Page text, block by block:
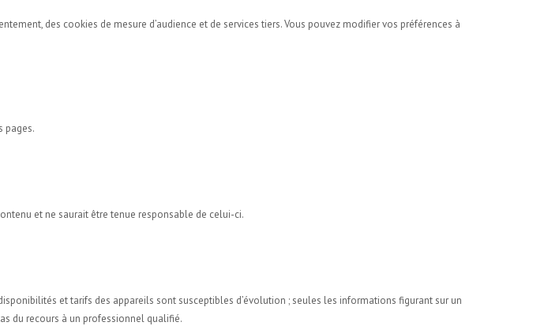
des cookies de mesure d’audience et de services tiers. Vous pouvez modifier vos préférences à
pages.
et ne saurait être tenue responsable de celui-ci.
et tarifs des appareils sont susceptibles d’évolution ; seules les informations figurant sur un
du recours à un professionnel qualifié.